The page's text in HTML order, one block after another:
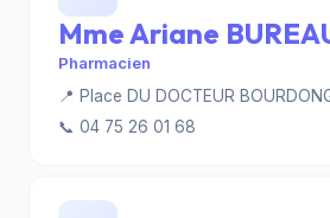
Mme Ariane
Pharmacien
📍 Place DU DOCTEUR
📞 04 75 26 01 68